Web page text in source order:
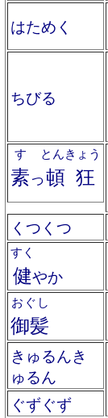
はためく
ちびる
素
す
っ頓狂
とんきょう
くつくつ
健
すく
やか
御髪
おぐし
きゅるんき
ゅるん
ぐずぐず